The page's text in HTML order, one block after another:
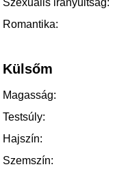
Romantika:
Külsőm
Magasság:
Testsúly:
Hajszín:
Szemszín: